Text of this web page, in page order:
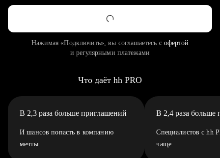
Нажимая «Подключить», вы соглашаетесь с офертой
и регулярными платежами
Что даёт hh PRO
В 2,3 раза больше приглашений
И шансов попасть в компанию
мечты
В 2,4 раза больше
Специалистов с hh
чаще